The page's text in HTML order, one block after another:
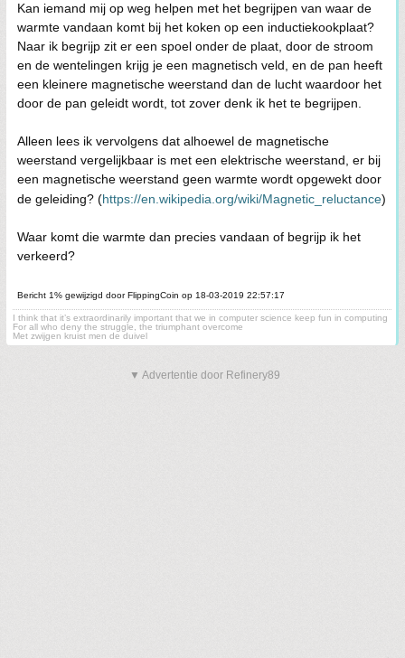
Kan iemand mij op weg helpen met het begrijpen van waar de
warmte vandaan komt bij het koken op een inductiekookplaat?
Naar ik begrijp zit er een spoel onder de plaat, door de stroom
en de wentelingen krijg je een magnetisch veld, en de pan heeft
een kleinere magnetische weerstand dan de lucht waardoor het
door de pan geleidt wordt, tot zover denk ik het te begrijpen.
Alleen lees ik vervolgens dat alhoewel de magnetische
weerstand vergelijkbaar is met een elektrische weerstand, er bij
een magnetische weerstand geen warmte wordt opgewekt door
de geleiding? (https://en.wikipedia.org/wiki/Magnetic_reluctance)
Waar komt die warmte dan precies vandaan of begrijp ik het
verkeerd?
Bericht 1% gewijzigd door FlippingCoin op 18-03-2019 22:57:17
I think that it’s extraordinarily important that we in computer science keep fun in computing
For all who deny the struggle, the triumphant overcome
Met zwijgen kruist men de duivel
▼ Advertentie door Refinery89